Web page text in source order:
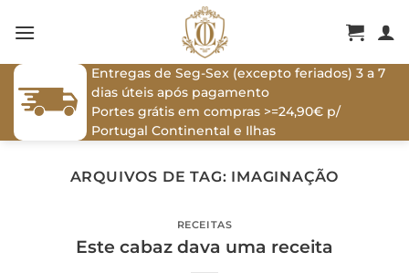
Entregas de Seg-Sex (excepto feriados) 3 a 7
dias úteis após pagamento
Portes grátis em compras >=24,90€ p/
Portugal Continental e Ilhas
ARQUIVOS DE TAG: IMAGINAÇÃO
RECEITAS
Este cabaz dava uma receita